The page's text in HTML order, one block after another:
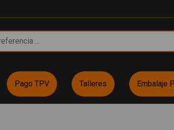
Pago TPV Talleres Embalaje